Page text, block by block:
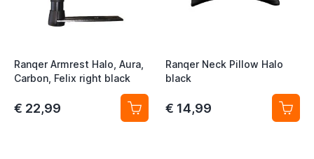
Ranqer Armrest Halo, Aura,
Carbon, Felix right black
€ 22,99
Ranqer Neck Pillow Halo
black
€ 14,99